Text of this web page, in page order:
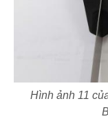
Hình ảnh 11